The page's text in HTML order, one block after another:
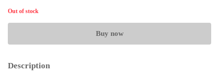
Out of stock
Buy now
Description